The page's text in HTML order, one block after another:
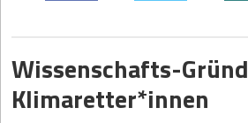
Wissenschafts-
Klimaretter*innen